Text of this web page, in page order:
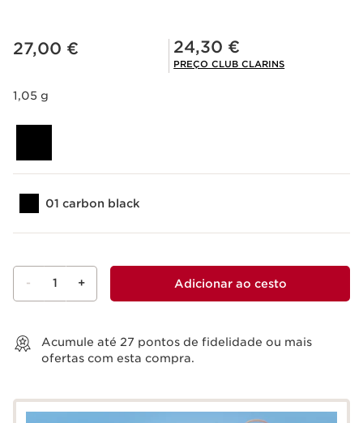
Preço atual 27,00 €
27,00 € Preço Club Clarins 24,30 €
24,30 €
PREÇO CLUB CLARINS
1,05 g
01 carbon black
- 1 + Adicionar ao cesto
Acumule até 27 pontos de fidelidade ou mais
ofertas com esta compra.